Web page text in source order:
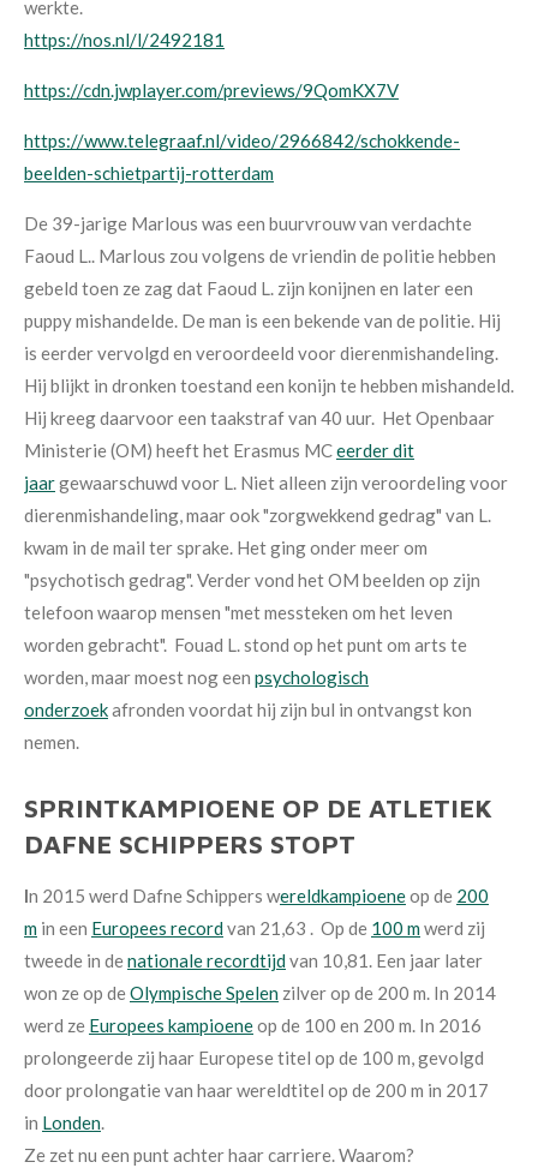
werkte.
https://nos.nl/l/2492181
https://cdn.jwplayer.com/previews/9QomKX7V
https://www.telegraaf.nl/video/2966842/schokkende-
beelden-schietpartij-rotterdam
De 39-jarige Marlous was een buurvrouw van verdachte
Faoud L.. Marlous zou volgens de vriendin de politie hebben
gebeld toen ze zag dat Faoud L. zijn konijnen en later een
puppy mishandelde. De man is een bekende van de politie. Hij
is eerder vervolgd en veroordeeld voor dierenmishandeling.
Hij blijkt in dronken toestand een konijn te hebben mishandeld.
Hij kreeg daarvoor een taakstraf van 40 uur. Het Openbaar
Ministerie (OM) heeft het Erasmus MCeerder dit
jaargewaarschuwd voor L. Niet alleen zijn veroordeling voor
dierenmishandeling, maar ook "zorgwekkend gedrag" van L.
kwam in de mail ter sprake. Het ging onder meer om
"psychotisch gedrag". Verder vond het OM beelden op zijn
telefoon waarop mensen "met messteken om het leven
worden gebracht". Fouad L. stond op het punt om arts te
worden, maar moest nog een psychologisch
onderzoekafronden voordat hij zijn bul in ontvangst kon
nemen.
SPRINTKAMPIOENE OP DE ATLETIEK
DAFNE SCHIPPERS STOPT
In 2015 werd Dafne Schippers wereldkampioeneop de 200
m in een Europees recordvan 21,63 . Op de 100 mwerd zij
tweede in denationale recordtijdvan 10,81. Een jaar later
won ze op deOlympische Spelen zilver op de 200 m. In 2014
werd ze Europees kampioeneop de 100 en 200 m. In 2016
prolongeerde zij haar Europese titel op de 100 m, gevolgd
door prolongatie van haar wereldtitel op de 200 m in 2017
in Londen.
Ze zet nu een punt achter haar carriere. Waarom?